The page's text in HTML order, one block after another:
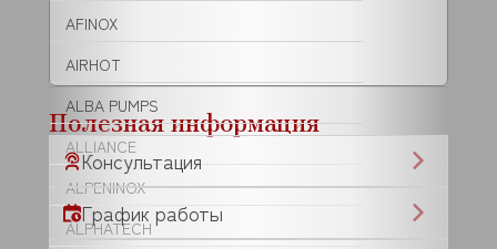
AFINOX
AIRHOT
ALBA PUMPS
ALLIANCE
ALPENINOX
ALPHATECH
Полезная информация
Консультация
График работы